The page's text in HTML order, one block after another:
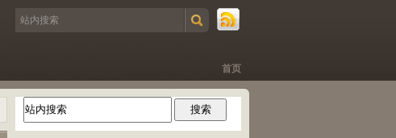
首页